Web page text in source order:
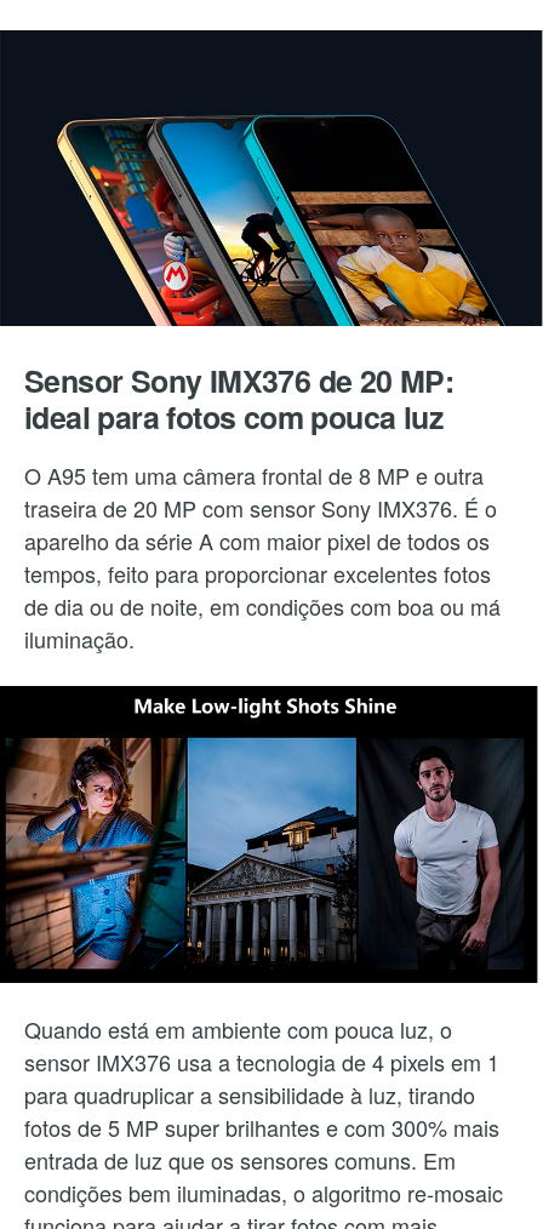
Sensor Sony IMX376 de 20 MP:
ideal para fotos com pouca luz
O A95 tem uma câmera frontal de 8 MP e outra
traseira de 20 MP com sensor Sony IMX376. É o
aparelho da série A com maior pixel de todos os
tempos, feito para proporcionar excelentes fotos
de dia ou de noite, em condições com boa ou má
iluminação.
Quando está em ambiente com pouca luz, o
sensor IMX376 usa a tecnologia de 4 pixels em 1
para quadruplicar a sensibilidade à luz, tirando
fotos de 5 MP super brilhantes e com 300% mais
entrada de luz que os sensores comuns. Em
condições bem iluminadas, o algoritmo re-mosaic